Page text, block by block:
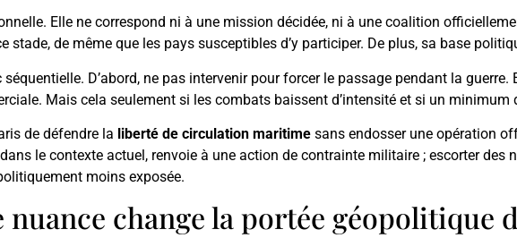
Elle ne correspond ni à une mission décidée, ni à une coalition
stade, de même que les pays susceptibles d’y participer. De plus, sa base
D’abord, ne pas intervenir pour forcer le passage pendant la guerre.
Mais cela seulement si les combats baissent d’intensité et si un minimum
de défendre la liberté de circulation maritime sans endosser une opération
le contexte actuel, renvoie à une action de contrainte militaire ; escorter des
moins exposée.
change la portée géopolitique